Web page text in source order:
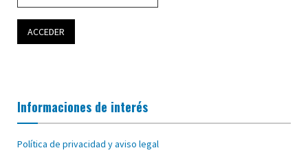
Informaciones de interés
Política de privacidad y aviso legal